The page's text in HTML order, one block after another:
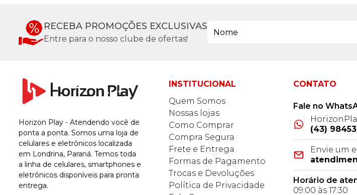
RECEBA PROMOÇÕES EXCLUSIVAS
Entre para o nosso clube de ofertas!
Horizon Play - Atendendo você de
ponta a ponta. Somos uma loja de
celulares e eletrônicos localizada
em Londrina, Paraná. Temos toda
a linha de celulares, smartphones e
eletrônicos disponíveis para pronta
entrega.
INSTITUCIONAL
Quem Somos
Nossas lojas
Como Comprar
Compra Segura
Frete e Entrega
Formas de Pagamento
Trocas e Devoluções
Política de Privacidade
CONTATO
Fale no
(43)
Envie um
Horário de
09:00 às 17:30